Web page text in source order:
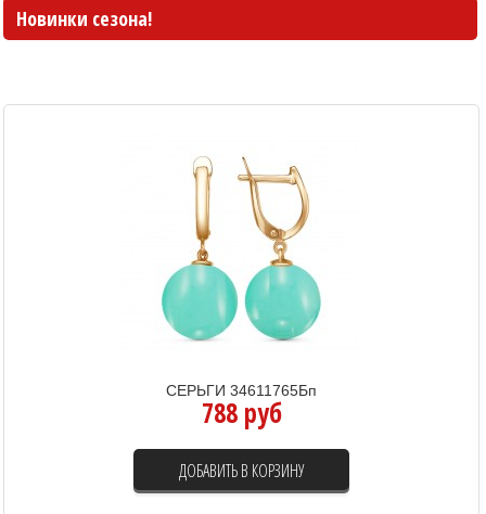
Новинки сезона!
СЕРЬГИ 34611765Бп
788 руб
ДОБАВИТЬ В КОРЗИНУ